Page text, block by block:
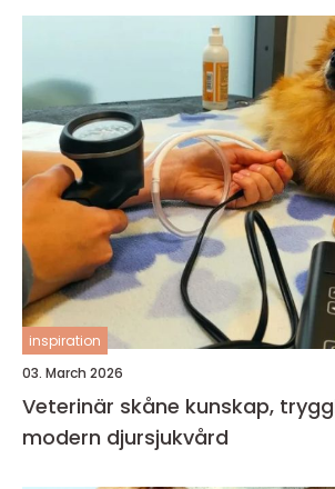
inspiration
03. March 2026
Veterinär skåne kunskap, trygghet och
modern djursjukvård